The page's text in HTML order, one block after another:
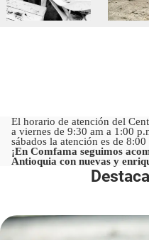
El horario de atención del
a viernes de 9:30 am a 1:00
sábados la atención es de
¡En Comfama seguimos
Antioquia con nuevas y